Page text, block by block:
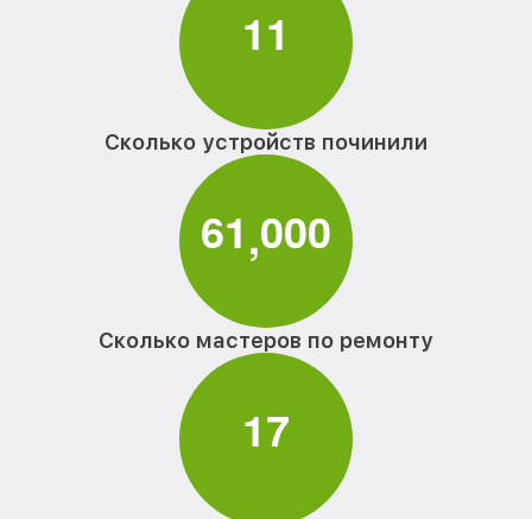
11
Сколько устройств починили
61,000
Сколько мастеров по ремонту
17